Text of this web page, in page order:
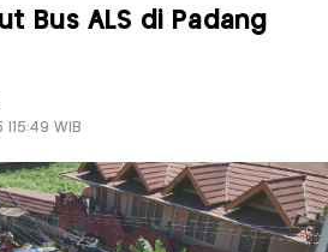
Bus ALS di Padang
|15:49 WIB